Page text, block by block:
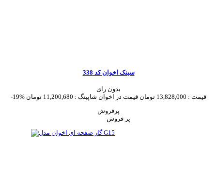
سینک اخوان کد 338
بدون رای
-19%
قیمت : 13,828,000 تومان قیمت در اخوان شاپینگ : 11,200,680 تومان
پرفروش